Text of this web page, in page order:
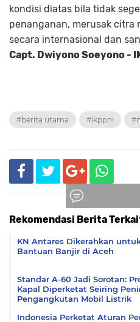
kondisi diatas bila tidak
penanganan, merusak citra
secara internasional dan
Capt. Dwiyono Soeyono -
#berita utama #ikppni
Rekomendasi Berita
KN Antares Dikerahkan
Bantuan Banjir di Aceh
Standar A-60 Jadi Sorotan:
Kapal Diperketat Seiring
Pengangkutan Mobil Listrik
Indonesia Perketat Aturan